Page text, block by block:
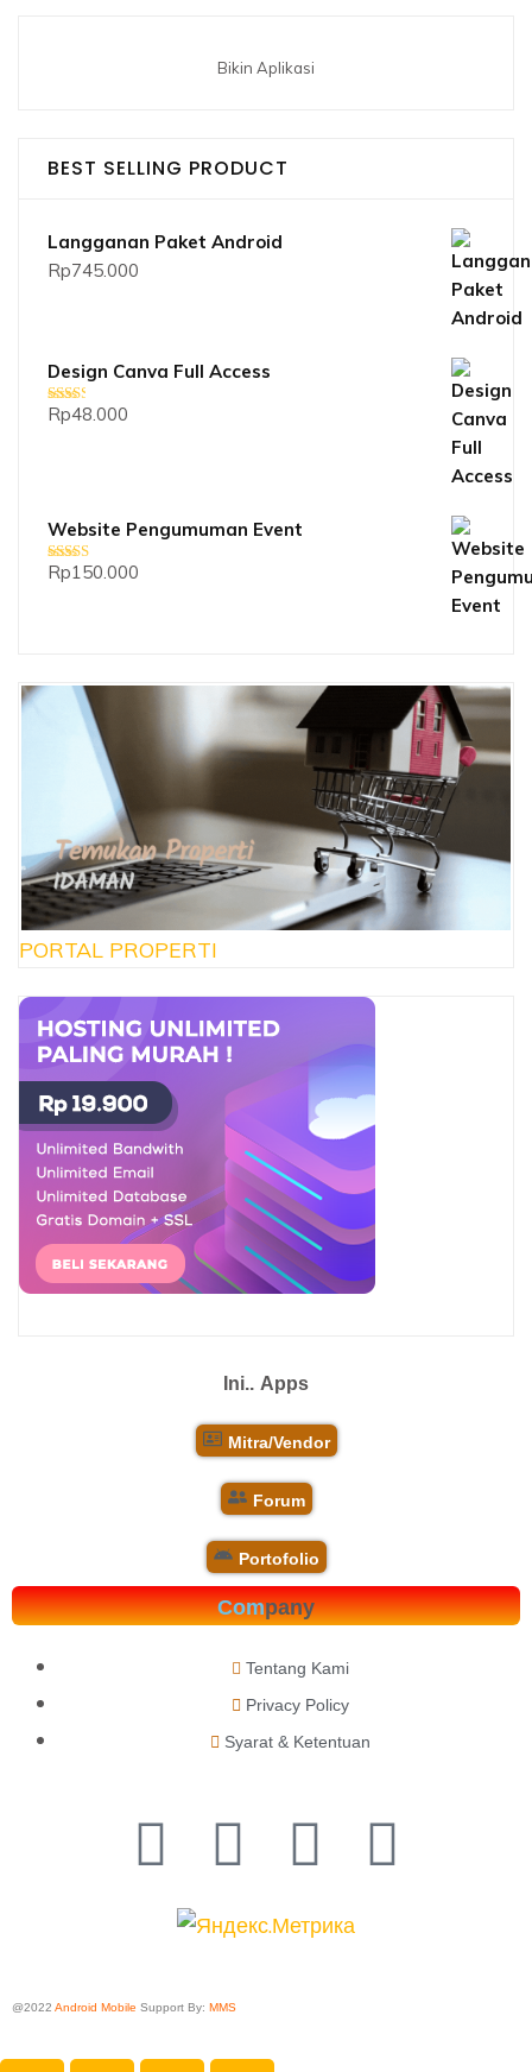
Bikin Aplikasi
BEST SELLING PRODUCT
Langganan Paket Android
Rp745.000
Design Canva Full Access
Dinilai
2.33
Rp48.000
Website Pengumuman Event
Dinilai5.00
dari 5
Rp150.000
PORTAL PROPERTI
Ini.. Apps
Mitra/Vendor
Forum
Portofolio
Company
Tentang Kami
Privacy Policy
Syarat & Ketentuan
@2022 Android Mobile Support By: MMS